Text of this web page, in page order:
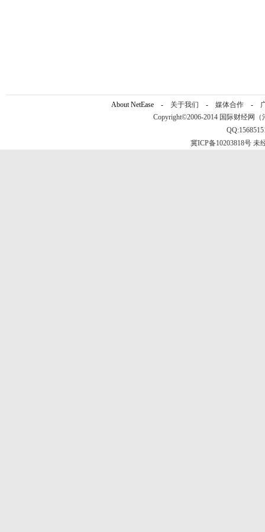
About NetEase - 关于我们 - 媒体合作 -
Copyright©2006-2014 国际财经网（
冀ICP备10203818号